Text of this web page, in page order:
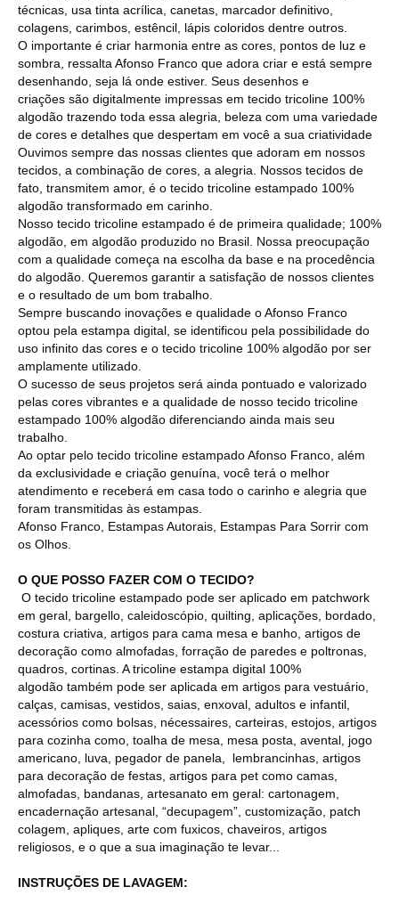
técnicas, usa tinta acrílica, canetas, marcador definitivo,
colagens, carimbos, estêncil, lápis coloridos dentre outros.
O importante é criar harmonia entre as cores, pontos de luz e
sombra, ressalta Afonso Franco que adora criar e está sempre
desenhando, seja lá onde estiver. Seus desenhos e
criações são digitalmente impressas em tecido tricoline 100%
algodão trazendo toda essa alegria, beleza com uma variedade
de cores e detalhes que despertam em você a sua criatividade
Ouvimos sempre das nossas clientes que adoram em nossos
tecidos, a combinação de cores, a alegria. Nossos tecidos de
fato, transmitem amor, é o tecido tricoline estampado 100%
algodão transformado em carinho.
Nosso tecido tricoline estampado é de primeira qualidade; 100%
algodão, em algodão produzido no Brasil. Nossa preocupação
com a qualidade começa na escolha da base e na procedência
do algodão. Queremos garantir a satisfação de nossos clientes
e o resultado de um bom trabalho.
Sempre buscando inovações e qualidade o Afonso Franco
optou pela estampa digital, se identificou pela possibilidade do
uso infinito das cores e o tecido tricoline 100% algodão por ser
amplamente utilizado.
O sucesso de seus projetos será ainda pontuado e valorizado
pelas cores vibrantes e a qualidade de nosso tecido tricoline
estampado 100% algodão diferenciando ainda mais seu
trabalho.
Ao optar pelo tecido tricoline estampado Afonso Franco, além
da exclusividade e criação genuína, você terá o melhor
atendimento e receberá em casa todo o carinho e alegria que
foram transmitidas às estampas.
Afonso Franco, Estampas Autorais, Estampas Para Sorrir com
os Olhos.
O QUE POSSO FAZER COM O TECIDO?
O tecido tricoline estampado pode ser aplicado em patchwork
em geral, bargello, caleidoscópio, quilting, aplicações, bordado,
costura criativa, artigos para cama mesa e banho, artigos de
decoração como almofadas, forração de paredes e poltronas,
quadros, cortinas. A tricoline estampa digital 100%
algodão também pode ser aplicada em artigos para vestuário,
calças, camisas, vestidos, saias, enxoval, adultos e infantil,
acessórios como bolsas, nécessaires, carteiras, estojos, artigos
para cozinha como, toalha de mesa, mesa posta, avental, jogo
americano, luva, pegador de panela, lembrancinhas, artigos
para decoração de festas, artigos para pet como camas,
almofadas, bandanas, artesanato em geral: cartonagem,
encadernação artesanal, “decupagem”, customização, patch
colagem, apliques, arte com fuxicos, chaveiros, artigos
religiosos, e o que a sua imaginação te levar...
INSTRUÇÕES DE LAVAGEM: